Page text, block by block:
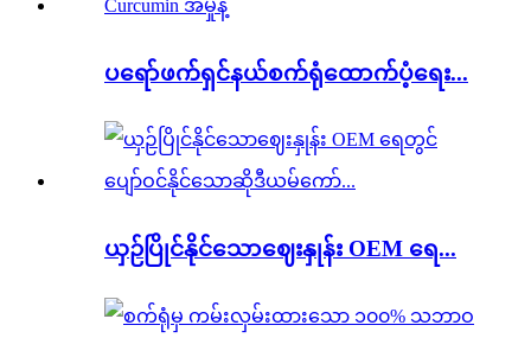
ပရော်ဖက်ရှင်နယ်စက်ရုံထောက်ပံ့ရေး...
ယှဉ်ပြိုင်နိုင်သောဈေးနှုန်း OEM ရေ...